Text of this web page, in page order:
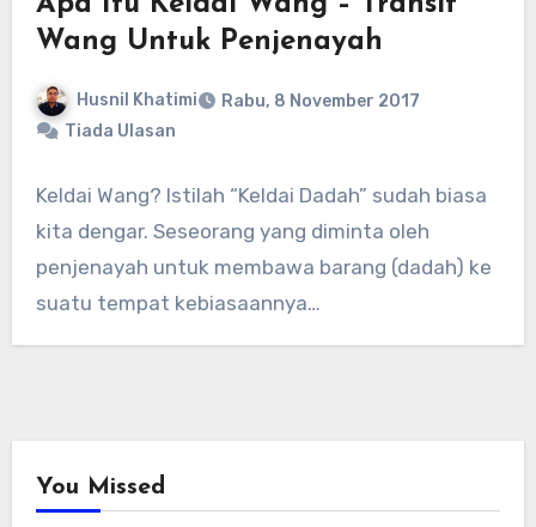
Wang Untuk Penjenayah
Husnil Khatimi
Rabu, 8 November 2017
Tiada Ulasan
Keldai Wang? Istilah “Keldai Dadah” sudah biasa
kita dengar. Seseorang yang diminta oleh
penjenayah untuk membawa barang (dadah) ke
suatu tempat kebiasaannya…
You Missed